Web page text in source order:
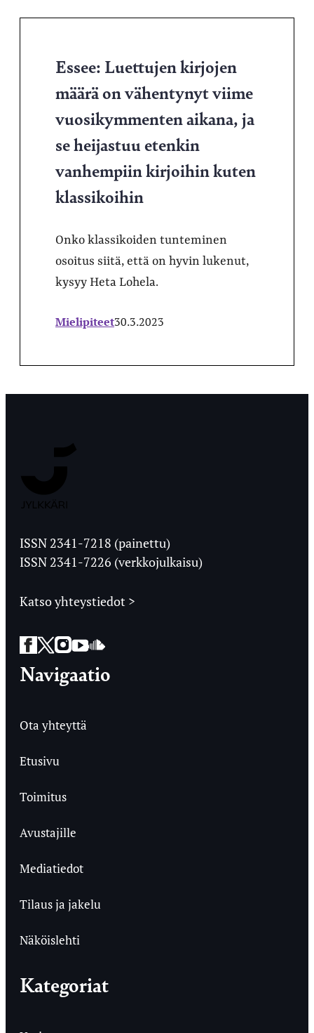
Essee: Luettujen kirjojen
määrä on vähentynyt viime
vuosikymmenten aikana, ja
se heijastuu etenkin
vanhempiin kirjoihin kuten
klassikoihin
Onko klassikoiden tunteminen
osoitus siitä, että on hyvin lukenut,
kysyy Heta Lohela.
Mielipiteet30.3.2023
Ylioppilaslehti
ISSN 2341-7218 (painettu)
ISSN 2341-7226 (verkkojulkaisu)
Katso yhteystiedot >
Facebook
Twitter
Instagram
YouTube
SoundCloud
Navigaatio
Ota yhteyttä
Etusivu
Toimitus
Avustajille
Mediatiedot
Tilaus ja jakelu
Näköislehti
Kategoriat